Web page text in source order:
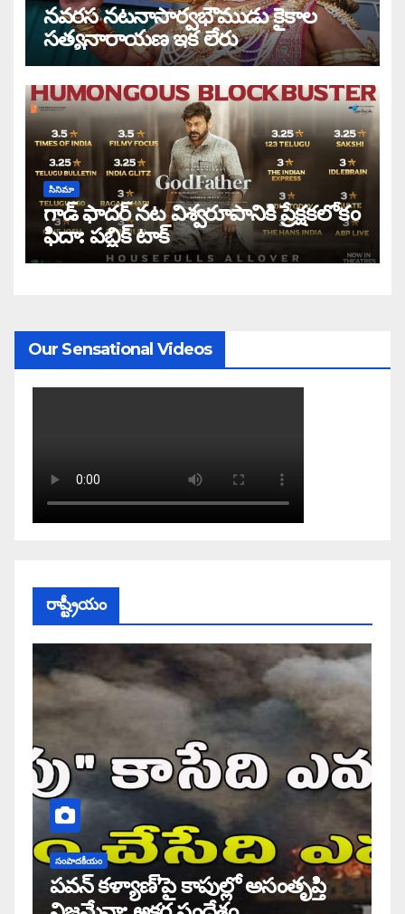
నవరస నటనాసార్వభౌముడు కైకాల
సత్యనారాయణ ఇక లేరు
సినిమా
గాడ్ ఫాదర్ నట విశ్వరూపానికి ప్రేక్షకలోకం
ఫిదా: పబ్లిక్ టాక్
Our Sensational Videos
రాష్ట్రీయం
సంపాదకీయం
పవన్ కళ్యాణ్’పై కాపుల్లో అసంతృప్తి